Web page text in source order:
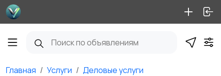
Главная Услуги Деловые услуги